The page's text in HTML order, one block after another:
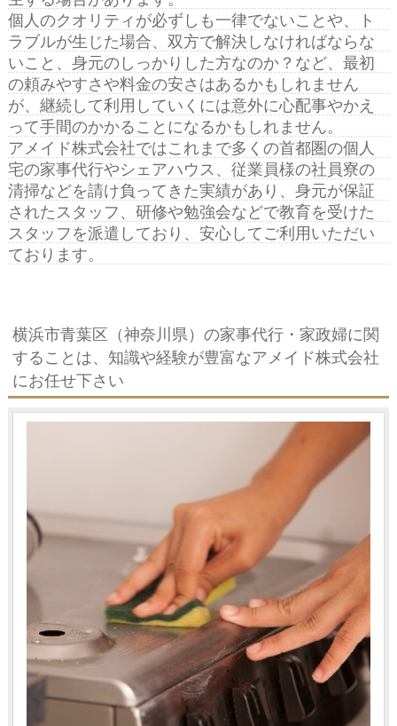
個人のクオリティが必ずしも一律でないことや、ト
ラブルが生じた場合、双方で解決しなければならな
いこと、身元のしっかりした方なのか？など、最初
の頼みやすさや料金の安さはあるかもしれません
が、継続して利用していくには意外に心配事やかえ
って手間のかかることになるかもしれません。
アメイド株式会社ではこれまで多くの首都圏の個人
宅の家事代行やシェアハウス、従業員様の社員寮の
清掃などを請け負ってきた実績があり、身元が保証
されたスタッフ、研修や勉強会などで教育を受けた
スタッフを派遣しており、安心してご利用いただい
ております。
横浜市青葉区（神奈川県）の家事代行・家政婦に関
することは、知識や経験が豊富なアメイド株式会社
にお任せ下さい